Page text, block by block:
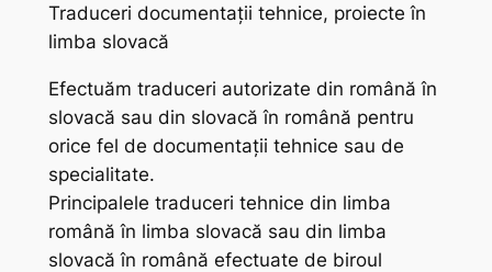
Traduceri documentații tehnice, proiecte în
limba slovacă
Efectuăm traduceri autorizate din română în
slovacă sau din slovacă în română pentru
orice fel de documentații tehnice sau de
specialitate.
Principalele traduceri tehnice din limba
română în limba slovacă sau din limba
slovacă în română efectuate de biroul